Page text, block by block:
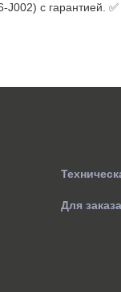
с гарантией.
Для заказа